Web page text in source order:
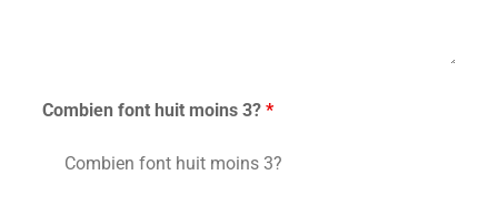
Combien font huit moins 3? *